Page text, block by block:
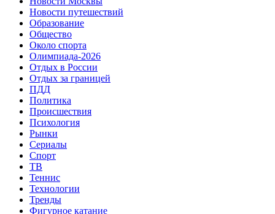
Новости путешествий
Образование
Общество
Около спорта
Олимпиада-2026
Отдых в России
Отдых за границей
ПДД
Политика
Происшествия
Психология
Рынки
Сериалы
Спорт
ТВ
Теннис
Технологии
Тренды
Фигурное катание